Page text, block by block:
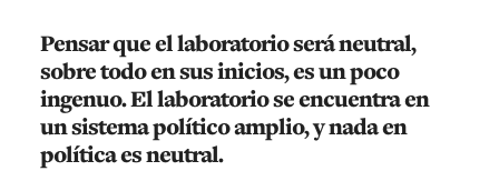
Pensar que el laboratorio será neutral,
sobre todo en sus inicios, es un poco
ingenuo. El laboratorio se encuentra en
un sistema político amplio, y nada en
política es neutral.